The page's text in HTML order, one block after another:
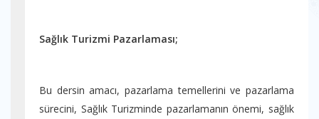
Sağlık Turizmi Pazarlaması;
Bu dersin amacı, pazarlama temellerini ve pazarlama
sürecini, Sağlık Turizminde pazarlamanın önemi, sağlık